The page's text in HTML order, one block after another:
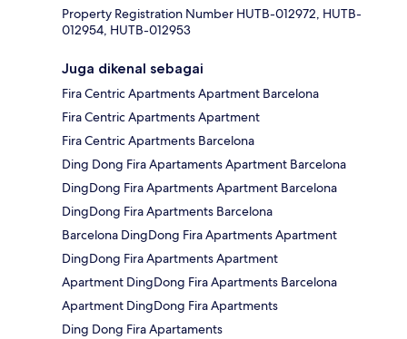
Property Registration Number HUTB-012972, HUTB-
012954, HUTB-012953
Juga dikenal sebagai
Fira Centric Apartments Apartment Barcelona
Fira Centric Apartments Apartment
Fira Centric Apartments Barcelona
Ding Dong Fira Apartaments Apartment Barcelona
DingDong Fira Apartments Apartment Barcelona
DingDong Fira Apartments Barcelona
Barcelona DingDong Fira Apartments Apartment
DingDong Fira Apartments Apartment
Apartment DingDong Fira Apartments Barcelona
Apartment DingDong Fira Apartments
Ding Dong Fira Apartaments